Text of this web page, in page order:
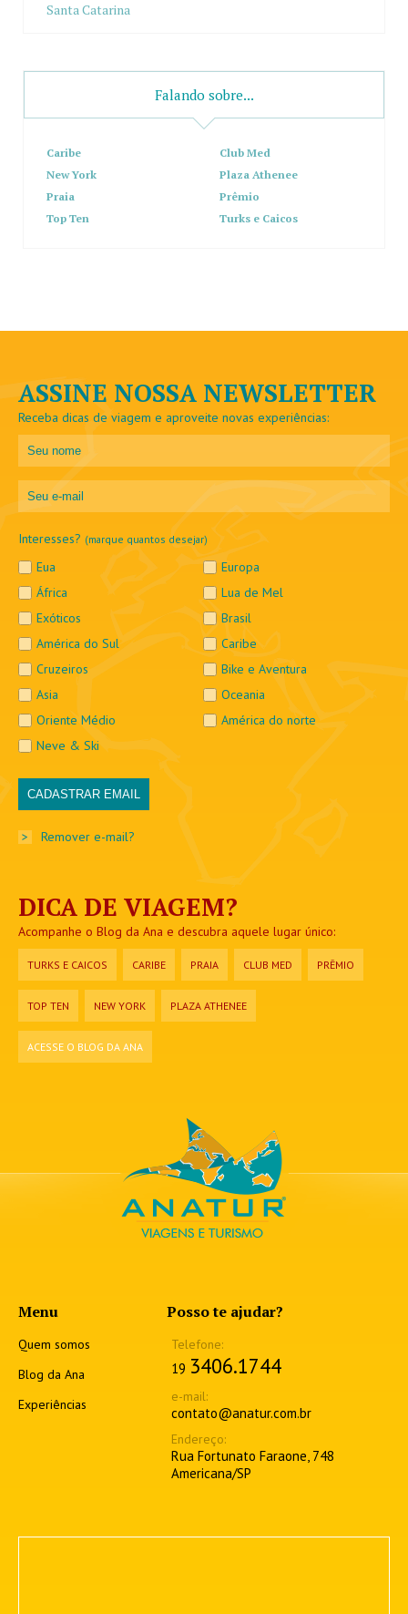
Santa Catarina
Falando sobre...
Caribe
Club Med
New York
Plaza Athenee
Praia
Prêmio
Top Ten
Turks e Caicos
ASSINE NOSSA NEWSLETTER
Receba dicas de viagem e aproveite novas experiências:
Interesses? (marque quantos desejar)
Eua
Europa
África
Lua de Mel
Exóticos
Brasil
América do Sul
Caribe
Cruzeiros
Bike e Aventura
Asia
Oceania
Oriente Médio
América do norte
Neve & Ski
> Remover e-mail?
DICA DE VIAGEM?
Acompanhe o Blog da Ana e descubra aquele lugar único:
TURKS E CAICOS CARIBE PRAIA CLUB MED PRÊMIO
TOP TEN NEW YORK PLAZA ATHENEE
ACESSE O BLOG DA ANA
Menu
Quem somos
Blog da Ana
Experiências
Posso te ajudar?
19 3406.1744
contato@anatur.com.br
Rua Fortunato Faraone, 748
Americana/SP